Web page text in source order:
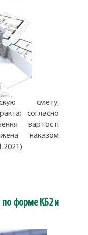
смету,
согласно
вартості
наказом
форме КБ2 и